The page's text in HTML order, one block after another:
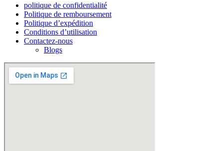
politique de confidentialité
Politique de remboursement
Politique d’expédition
Conditions d’utilisation
Contactez-nous
Blogs